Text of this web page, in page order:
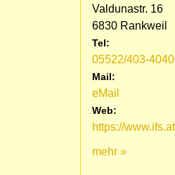
Valdunastr. 16
6830 Rankweil
Tel:
05522/403-4040
Mail:
eMail
Web:
mehr »